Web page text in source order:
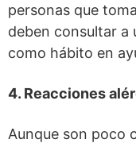
personas que
deben consultar a
como hábito en
4. Reacciones
Aunque son poco